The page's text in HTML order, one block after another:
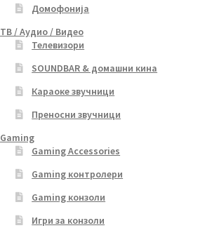
Домофонија
ТВ / Аудио / Видео
Телевизори
SOUNDBAR & домашни кина
Караоке звучници
Преносни звучници
Gaming
Gaming Accessories
Gaming контролери
Gaming конзоли
Игри за конзоли